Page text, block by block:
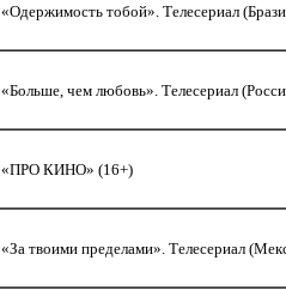
«Одержимость тобой». Телесериал
«Больше, чем любовь». Телесериал
«ПРО КИНО» (16+)
«За твоими пределами». Телесериал